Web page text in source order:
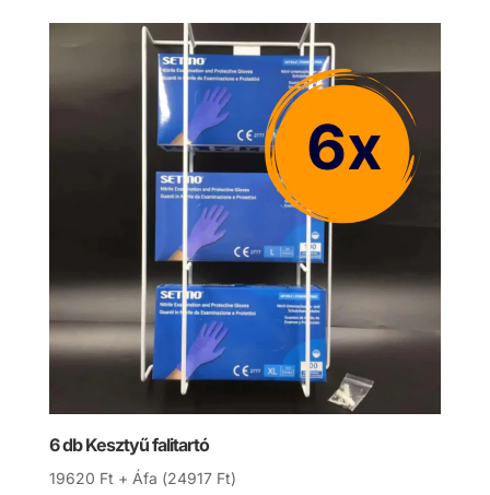
9700 Ft.8900 Ft.
6 db Kesztyű falitartó
19620 Ft + Áfa (24917 Ft)